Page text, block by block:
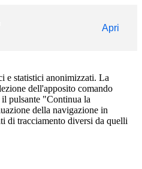
Apri
e statistici anonimizzati. La
dell'apposito comando
pulsante "Continua la
della navigazione in
di tracciamento diversi da quelli